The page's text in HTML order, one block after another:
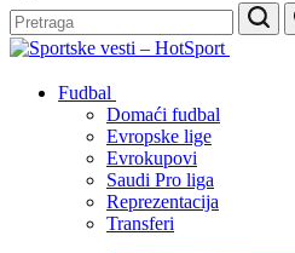
Fudbal
Domaći fudbal
Evropske lige
Evrokupovi
Saudi Pro liga
Reprezentacija
Transferi